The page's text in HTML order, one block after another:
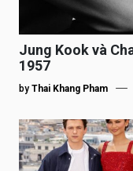
Jung Kook và
1957
by Thai Khang Pham